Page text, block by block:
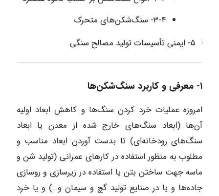
۳-۴- سنگ‌شکن‌های متحرک
۵- ایمنی تأسیسات تولید مصالح سنگی
۱- معرفی و کاربرد سنگ‌شکن‌ها
امروزه عملیات خرد کردن سنگ‌ها و کاهش ابعاد اولیه
آن‌ها (ابعاد سنگ‌های خارج شده از معدن یا ابعاد
سنگ‌های رودخانه‌ای) تا بدست آوردن ابعاد مناسب و
مطلوب به منظور استفاده در کارهای عمرانی (تولید شن و
ماسه جهت ساختن بتن یا استفاده در زیرسازی و روسازی
جاده‌ها و یا در صنایع تولید گچ و سیمان و…) و یا خرد